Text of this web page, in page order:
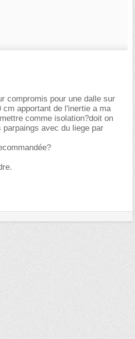
compromis pour une dalle sur
cm apportant de l'inertie a ma
comme isolation?doit on
avec du liege par